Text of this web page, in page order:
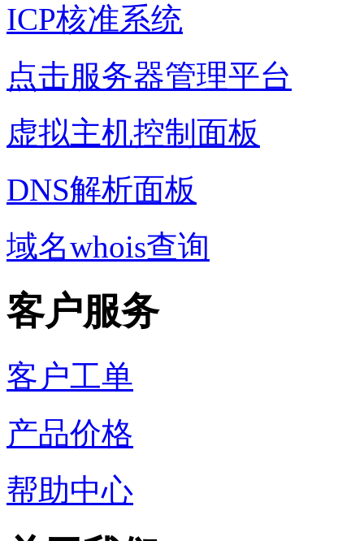
ICP核准系统
点击服务器管理平台
虚拟主机控制面板
DNS解析面板
域名whois查询
客户服务
客户工单
产品价格
帮助中心